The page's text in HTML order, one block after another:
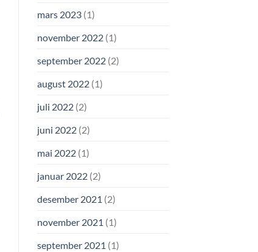
mars 2023(1)
november 2022(1)
september 2022(2)
august 2022(1)
juli 2022(2)
juni 2022(2)
mai 2022(1)
januar 2022(2)
desember 2021 (2)
november 2021 (1)
september 2021 (1)